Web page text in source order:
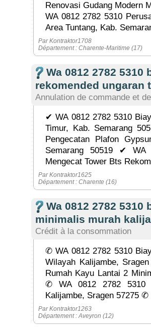
Renovasi Gudang Modern
WA 0812 2782 5310
Area Tuntang, Kab.
Par Kontraktor1708
Département : Charente-Maritime (17)
Wa 0812 2782 5310
rekomended ungaran
Annulation de commande et
✔ WA 0812 2782 5310
Timur, Kab. Semarang
Pengecatan Plafon
Semarang 50519 ✔ WA
Mengecat Tower Bts
Par Kontraktor1625
Département : Charente (16)
Wa 0812 2782
minimalis murah
Crédit à la consommation
✆ WA 0812 2782 5310
Wilayah Kalijambe,
Rumah Kayu Lantai 2
✆ WA 0812 2782 5310
Kalijambe, Sragen 57275 ✆
Par Kontraktor1263
Département : Aveyron (12)